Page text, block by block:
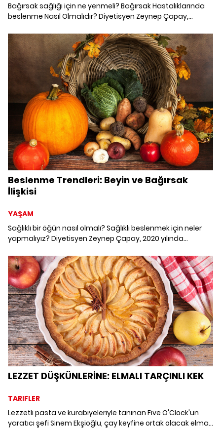
Bağırsak sağlığı için ne yenmeli? Bağırsak Hastalıklarında
beslenme Nasıl Olmalıdır? Diyetisyen Zeynep Çapay,
paylaşıyor. Bağırsak düzenlemeye ne iyi gelir?
Beslenme Trendleri: Beyin ve Bağırsak
İlişkisi
YAŞAM
Sağlıklı bir öğün nasıl olmalı? Sağlıklı beslenmek için neler
yapmalıyız? Diyetisyen Zeynep Çapay, 2020 yılında
değerlendirdi! Sağlıklı beslenmek için nelere dikkat
etmeliyiz
LEZZET DÜŞKÜNLERİNE: ELMALI TARÇINLI KEK
TARIFLER
Lezzetli pasta ve kurabiyeleriyle tanınan Five O'Clock'un
yaratıcı şefi Sinem Ekşioğlu, çay keyfine ortak olacak elmalı